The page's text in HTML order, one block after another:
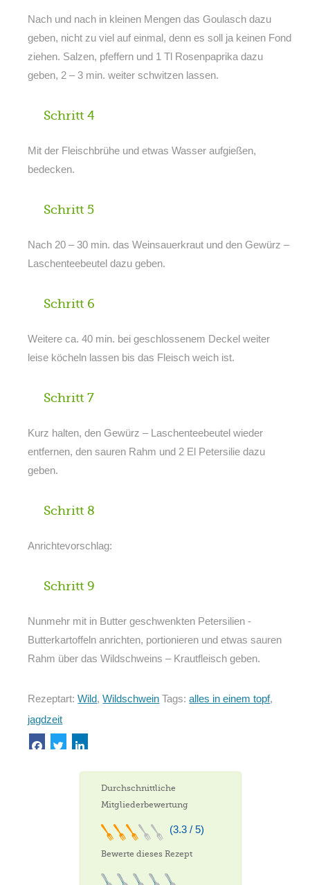
Nach und nach in kleinen Mengen das Goulasch dazu
geben, nicht zu viel auf einmal, denn es soll ja keinen Fond
ziehen. Salzen, pfeffern und 1 Tl Rosenpaprika dazu
geben, 2 – 3 min. weiter schwitzen lassen.
Schritt 4
Mit der Fleischbrühe und etwas Wasser aufgießen,
bedecken.
Schritt 5
Nach 20 – 30 min. das Weinsauerkraut und den Gewürz –
Laschenteebeutel dazu geben.
Schritt 6
Weitere ca. 40 min. bei geschlossenem Deckel weiter
leise köcheln lassen bis das Fleisch weich ist.
Schritt 7
Kurz halten, den Gewürz – Laschenteebeutel wieder
entfernen, den sauren Rahm und 2 El Petersilie dazu
geben.
Schritt 8
Anrichtevorschlag:
Schritt 9
Nunmehr mit in Butter geschwenkten Petersilien -
Butterkartoffeln anrichten, portionieren und etwas sauren
Rahm über das Wildschweins – Krautfleisch geben.
Rezeptart:Wild,Wildschwein Tags:alles in einem topf,
jagdzeit
Durchschnittliche
Mitgliederbewertung
(3.3 / 5)
Bewerte dieses Rezept